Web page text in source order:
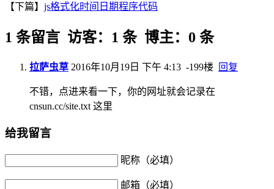
【下篇】 js格式化时间日期程序代码
1 条留言 访客：1 条 博主：0 条
拉萨虫草 2016年10月19日 下午 4:13 -199楼 回复
不错，点进来看一下，你的网址就会记录在
cnsun.cc/site.txt 这里
给我留言
昵称（必填）
邮箱（必填）